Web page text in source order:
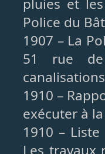
pluies et
Police du
1907 – La
51 rue
canalisations
1910 –
exécuter à
1910 –
Les travaux